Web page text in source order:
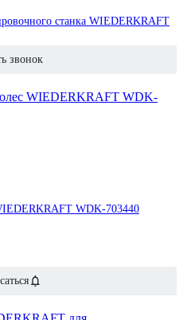
станка WIEDERKRAFT
звонок
WDK-703440